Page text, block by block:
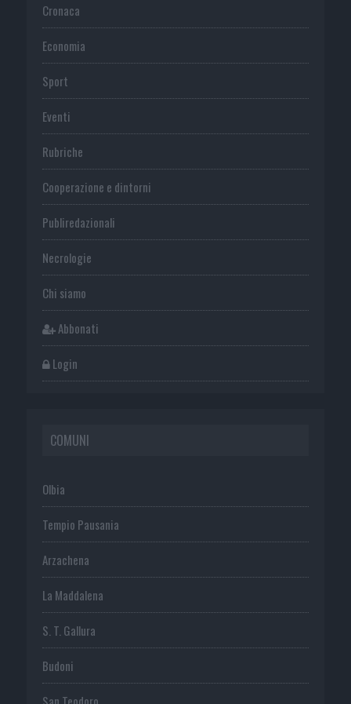
Cronaca
Economia
Sport
Eventi
Rubriche
Cooperazione e dintorni
Publiredazionali
Necrologie
Chi siamo
Abbonati
Login
COMUNI
Olbia
Tempio Pausania
Arzachena
La Maddalena
S. T. Gallura
Budoni